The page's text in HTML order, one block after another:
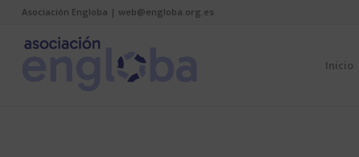
Asociación Engloba | web@engloba.org.es
Inicio